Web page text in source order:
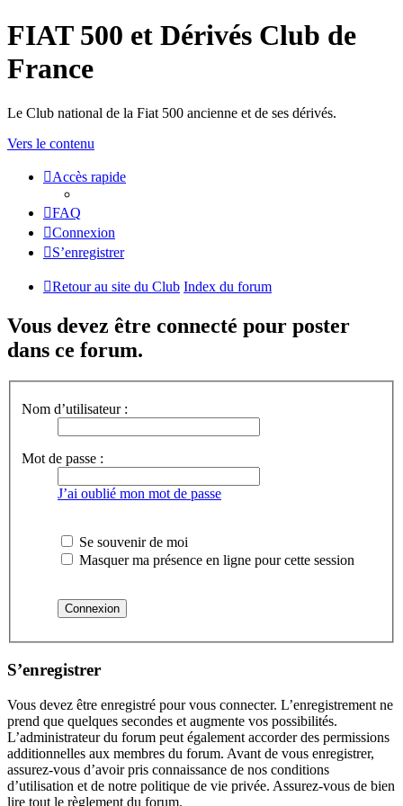
FIAT 500 et Dérivés Club de
France
Le Club national de la Fiat 500 ancienne et de ses dérivés.
Vers le contenu
Accès rapide
FAQ
Connexion
S’enregistrer
Retour au site du Club Index du forum
Vous devez être connecté pour poster
dans ce forum.
Nom d’utilisateur :
Mot de passe :
J’ai oublié mon mot de passe
Se souvenir de moi
Masquer ma présence en ligne pour cette session
S’enregistrer
Vous devez être enregistré pour vous connecter. L’enregistrement ne
prend que quelques secondes et augmente vos possibilités.
L’administrateur du forum peut également accorder des permissions
additionnelles aux membres du forum. Avant de vous enregistrer,
assurez-vous d’avoir pris connaissance de nos conditions
d’utilisation et de notre politique de vie privée. Assurez-vous de bien
lire tout le règlement du forum.